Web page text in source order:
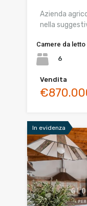
Azienda
nella
Camere da letto
6
Vendita
In evidenza